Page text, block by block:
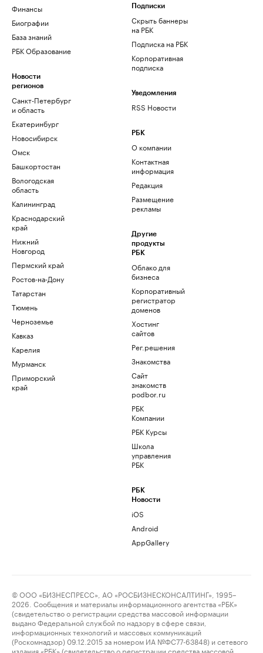
Финансы
Биографии
База знаний
РБК Образование
Новости
регионов
Санкт-Петербург
и область
Екатеринбург
Новосибирск
Омск
Башкортостан
Вологодская
область
Калининград
Краснодарский
край
Нижний
Новгород
Пермский край
Ростов-на-Дону
Татарстан
Тюмень
Черноземье
Кавказ
Карелия
Мурманск
Приморский
край
Подписки
Скрыть баннеры
на РБК
Подписка на РБК
Корпоративная
подписка
Уведомления
RSS Новости
РБК
О компании
Контактная
информация
Редакция
Размещение
рекламы
Другие
продукты
РБК
Облако для
бизнеса
Корпоративный
регистратор
доменов
Хостинг
сайтов
Рег.решения
Знакомства
Сайт
знакомств
podbor.ru
РБК
Компании
РБК Курсы
Школа
управления
РБК
РБК
Новости
iOS
Android
AppGallery
© ООО «БИЗНЕСПРЕСС», АО «РОСБИЗНЕСКОНСАЛТИНГ», 1995–
2026. Сообщения и материалы информационного агентства «РБК»
(свидетельство о регистрации средства массовой информации
выдано Федеральной службой по надзору в сфере связи,
информационных технологий и массовых коммуникаций
(Роскомнадзор) 09.12.2015 за номером ИА №ФС77-63848) и сетевого
издания «РБК» (свидетельство о регистрации средства массовой